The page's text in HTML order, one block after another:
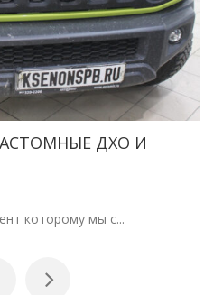
ДХО И
которому мы с...